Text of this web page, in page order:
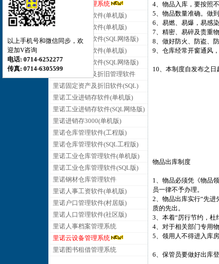
里诺云合同管理系统
里诺会员管理软件(单机版)
里诺销售管理软件(单机版)
里诺销售管理软件(SQL网络版)
里诺采购管理软件(单机版)
里诺采购管理软件(SQL网络版)
里诺固定资产及折旧管理软件
里诺固定资产及折旧软件(SQL)
里诺工业进销存软件(单机版)
里诺工业进销存软件(SQL网络版)
里诺进销存3000(单机版)
里诺仓库管理软件(工程版)
里诺仓库管理软件(SQL工程版)
里诺工业仓库管理软件(单机版)
里诺工业仓库管理软件(SQL版)
里诺钢材仓库管理软件
里诺人事工资软件(单机版)
里诺户口管理软件(村居版)
里诺人口管理软件(社区版)
里诺人事档案管理系统
里诺云设备管理系统
里诺图书租借管理系统
4、物品入库，要按照
5、物品数量准确。做
6、易燃、易爆，易感
7、精密、易碎及贵重
8、做好防火、防盗、
9、仓库经常开窗通风
10、本制度自发布之
物品出库制度
1、物品必须凭《物品
员一律不予办理。
2、物品出库实行“先进
质的先出。
3、本着“厉行节约，杜
4、对于相关部门专用
5、领用人不得进入库
6、保管员要做好出库
以上手机号和微信同步，欢
迎加V咨询
电话: 0714-6252277
传真: 0714-6305599